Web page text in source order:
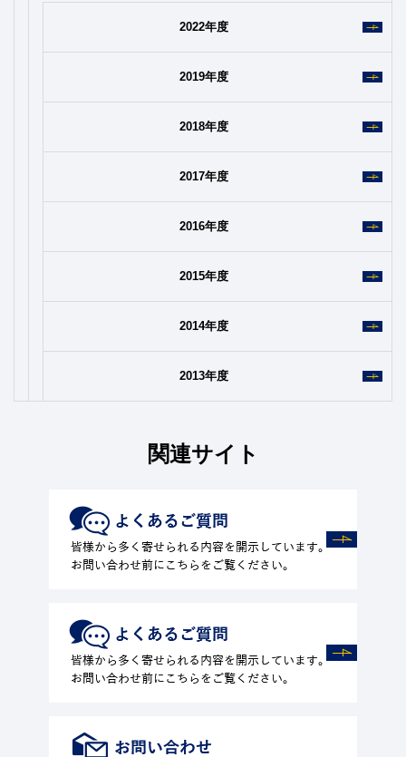
2022年度
2019年度
2018年度
2017年度
2016年度
2015年度
2014年度
2013年度
関連サイト